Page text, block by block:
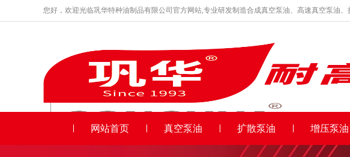
您好，欢迎光临巩华特种油制品有限公司官方网站,专业研发制造合成真空泵油、高速真空泵油
网站首页 真空泵油 扩散泵油 增压泵油